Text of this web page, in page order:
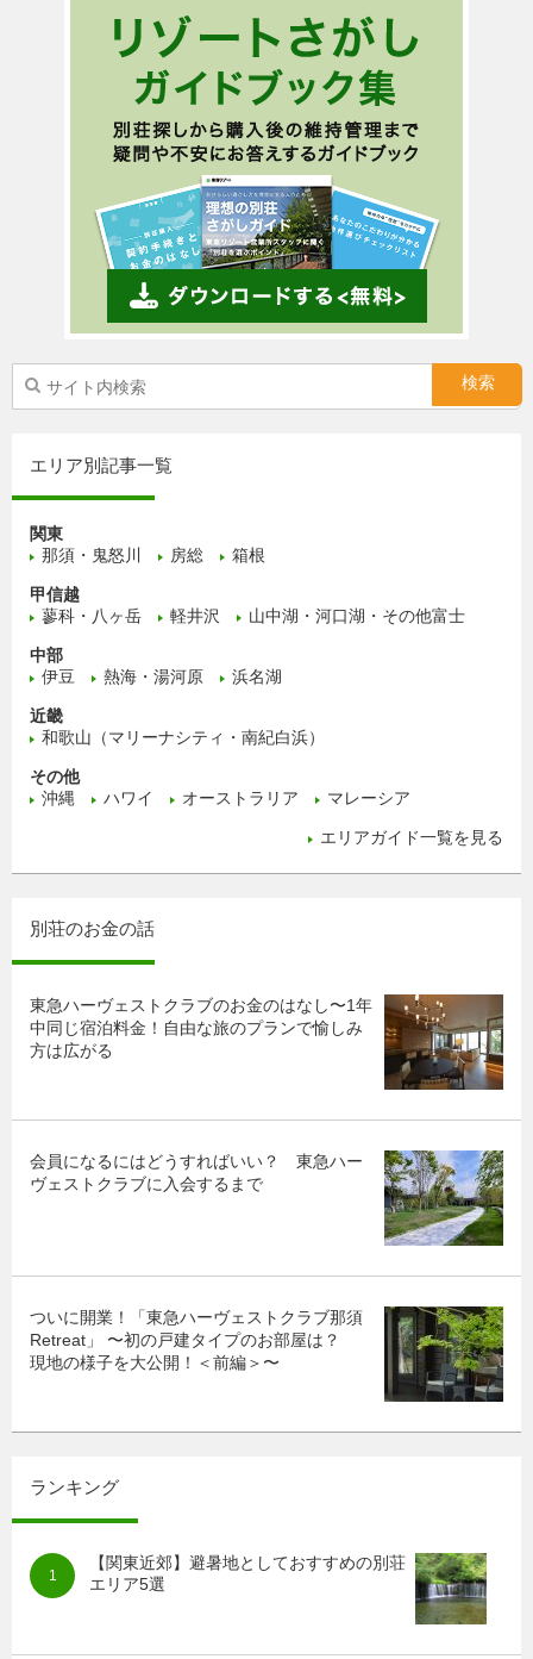
エリア別記事一覧
関東
那須・鬼怒川
房総 箱根
甲信越
蓼科・八ヶ岳
軽井沢 山中湖・河口湖・その他富士
中部
伊豆
熱海・湯河原 浜名湖
近畿
和歌山（マリーナシティ・南紀白浜）
その他
沖縄
ハワイ オーストラリア マレーシア
エリアガイド一覧を見る
別荘のお金の話
東急ハーヴェストクラブのお金のはなし〜1年
中同じ宿泊料金！自由な旅のプランで愉しみ
方は広がる
会員になるにはどうすればいい？ 東急ハー
ヴェストクラブに入会するまで
ついに開業！「東急ハーヴェストクラブ那須
Retreat」 〜初の戸建タイプのお部屋は？
現地の様子を大公開！＜前編＞〜
ランキング
【関東近郊】避暑地としておすすめの別荘
エリア5選